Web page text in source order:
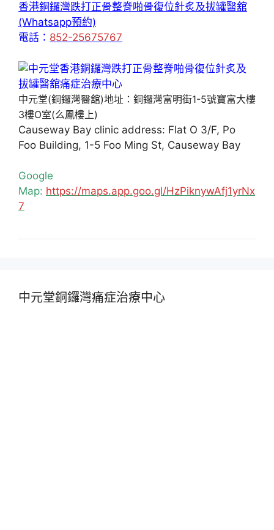
香港銅鑼灣跌打正骨整脊啪骨復位針炙及拔罐醫舘
(Whatsapp預約)
電話： 852-25675767
中元堂(銅鑼灣醫舘)地址：銅鑼灣富明街1-5號寶富大樓
3樓O室(么鳳樓上)
Causeway Bay clinic address: Flat O 3/F, Po
Foo Building, 1-5 Foo Ming St, Causeway Bay
Google
Map: https://maps.app.goo.gl/HzPiknywAfj1yrNx
7
中元堂銅鑼灣痛症治療中心